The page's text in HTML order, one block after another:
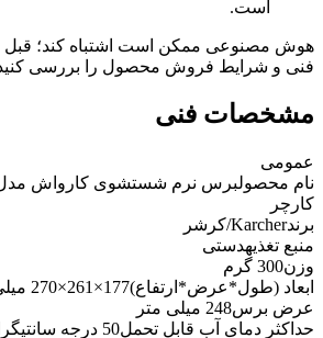
است.
هوش مصنوعی ممکن است اشتباه کند؛
فنی و شرایط فروش محصول را بررسی
مشخصات فنی
عمومی
نام محصول
کارچر
برندKarcher/کرشر
منبع تغذیهدستی
وزن300 گرم
ابعاد (طول*عرض*ارتفاع)177×261×270 میلی متر
عرض برس248 میلی متر
حداکثر دمای آب قابل تحمل50 درجه سانتیگراد